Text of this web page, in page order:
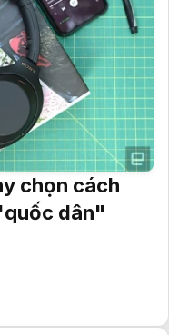
chọn cách
dân"